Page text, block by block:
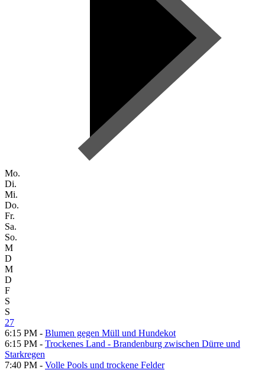
Mo.
Di.
Mi.
Do.
Fr.
Sa.
So.
M
D
M
D
F
S
S
27
6:15 PM - Blumen gegen Müll und Hundekot
6:15 PM - Trockenes Land - Brandenburg zwischen Dürre und
Starkregen
7:40 PM - Volle Pools und trockene Felder